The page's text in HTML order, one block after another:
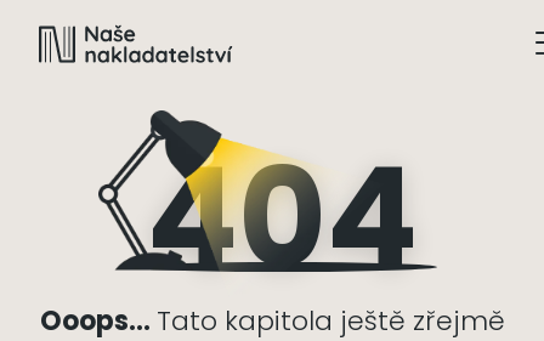
404
Ooops… Tato kapitola ještě zřejmě